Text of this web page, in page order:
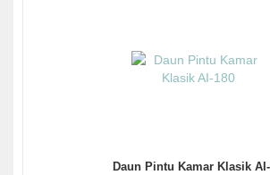
Daun Pintu Kamar Klasik